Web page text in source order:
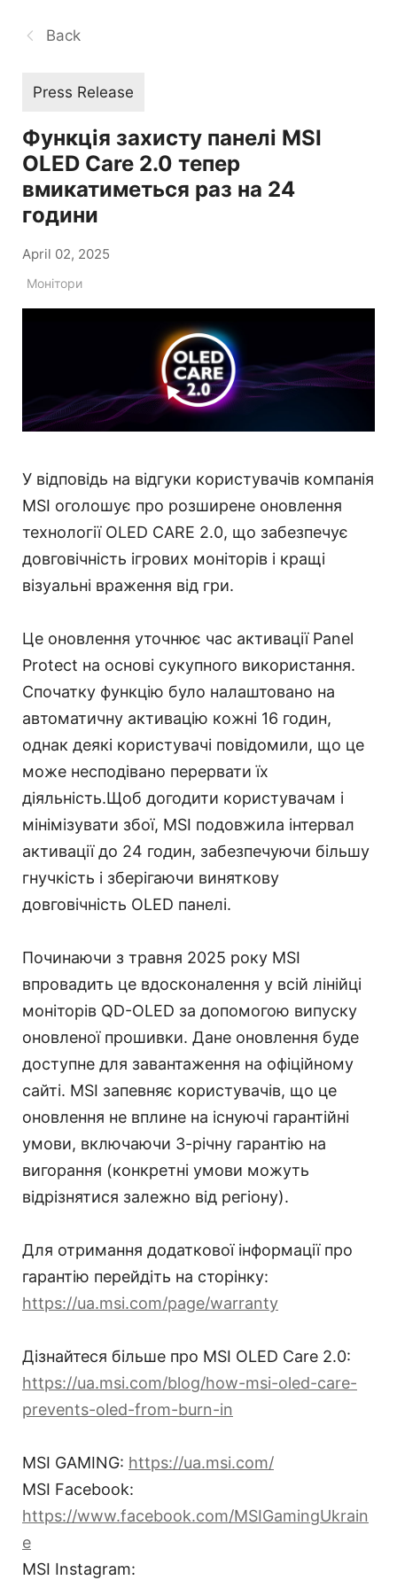
Back
Press Release
Функція захисту панелі MSI
OLED Care 2.0 тепер
вмикатиметься раз на 24
години
April 02, 2025
Монітори
У відповідь на відгуки користувачів компанія
MSI оголошує про розширене оновлення
технології OLED CARE 2.0, що забезпечує
довговічність ігрових моніторів і кращі
візуальні враження від гри.
Це оновлення уточнює час активації Panel
Protect на основі сукупного використання.
Спочатку функцію було налаштовано на
автоматичну активацію кожні 16 годин,
однак деякі користувачі повідомили, що це
може несподівано перервати їх
діяльність.Щоб догодити користувачам і
мінімізувати збої, MSI подовжила інтервал
активації до 24 годин, забезпечуючи більшу
гнучкість і зберігаючи виняткову
довговічність OLED панелі.
Починаючи з травня 2025 року MSI
впровадить це вдосконалення у всій лінійці
моніторів QD-OLED за допомогою випуску
оновленої прошивки. Дане оновлення буде
доступне для завантаження на офіційному
сайті. MSI запевняє користувачів, що це
оновлення не вплине на існуючі гарантійні
умови, включаючи 3-річну гарантію на
вигорання (конкретні умови можуть
відрізнятися залежно від регіону).
Для отримання додаткової інформації про
гарантію перейдіть на сторінку:
https://ua.msi.com/page/warranty
Дізнайтеся більше про MSI OLED Care 2.0:
https://ua.msi.com/blog/how-msi-oled-care-
prevents-oled-from-burn-in
MSI GAMING: https://ua.msi.com/
MSI Facebook:
https://www.facebook.com/MSIGamingUkrain
e
MSI Instagram: